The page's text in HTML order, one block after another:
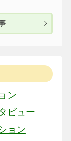
ン
ビュー
ョン